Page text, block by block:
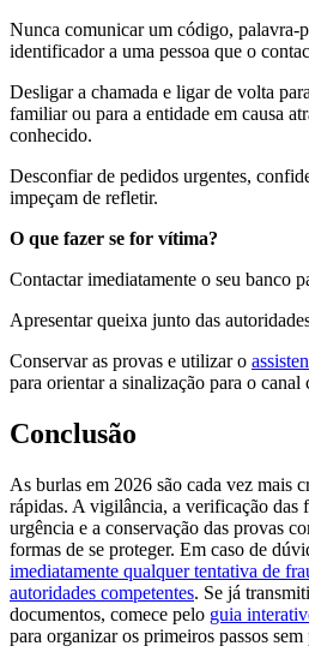
Nunca comunicar um código, palavra-
identificador a uma pessoa que o
Desligar a chamada e ligar de volta
familiar ou para a entidade em causa
conhecido.
Desconfiar de pedidos urgentes,
impeçam de refletir.
O que fazer se for vítima?
Contactar imediatamente o seu banco
Apresentar queixa junto das
Conservar as provas e utilizar o
para orientar a sinalização para o canal
Conclusão
As burlas em 2026 são cada vez mais
rápidas. A vigilância, a verificação das
urgência e a conservação das provas
formas de se proteger. Em caso de
imediatamente qualquer tentativa de
autoridades competentes. Se já
documentos, comece pelo guia
para organizar os primeiros passos sem